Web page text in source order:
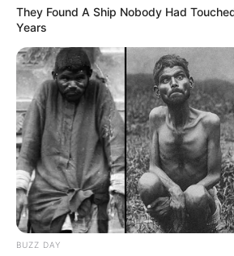
They Found A Ship Nobody Had
Years
BUZZ DAY